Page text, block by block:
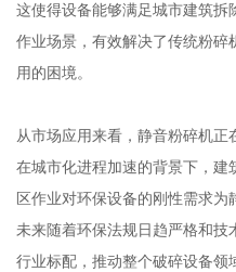
这使得设备能够满足城市建筑拆
作业场景，有效解决了传统粉碎
用的困境。
从市场应用来看，静音粉碎机正
在城市化进程加速的背景下，
区作业对环保设备的刚性需求为
未来随着环保法规日趋严格和技
行业标配，推动整个破碎设备领